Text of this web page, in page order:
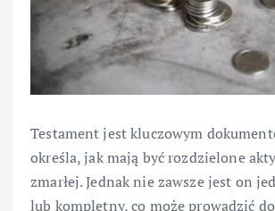
Testament jest kluczowym
określa, jak mają być rozdzielone
zmarłej. Jednak nie zawsze jest on
lub kompletny, co może prowadzić